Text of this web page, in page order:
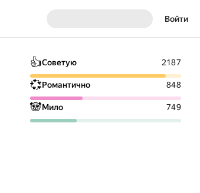
Войти
👍Советую 2187
💞Романтично 848
🐼Мило 749